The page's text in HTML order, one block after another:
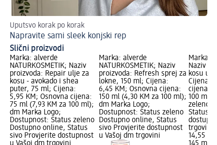
Uputsvo korak po korak
Napravite sami sleek konjski rep
Slični proizvodi
Marka: alverde
NATURKOSMETIK; Naziv
proizvoda: Repair ulje za
kosu - avokado i shea
puter, 75 ml; Cijena:
5,95 KM; Osnovna cijena:
75 ml (7,93 KM za 100 ml);
dm Marka Logo;
Dostupnost: Status zeleno
Dostupno online, Status
sivo Provjerite dostupnost
Marka: alverde
NATURKOSMETIK; Naziv
proizvoda: Refresh sprej za
lokne, 150 ml; Cijena:
6,45 KM; Osnovna cijena:
150 ml (4,30 KM za 100 ml);
dm Marka Logo;
Dostupnost: Status zeleno
Dostupno online, Status
sivo Provjerite dostupnost
u Vašoj dm trgovini
Marka:
Naziv
kosu u
Cijena:
cijena:
100 ml);
zeleno
Status
trgovini
14,55 KM